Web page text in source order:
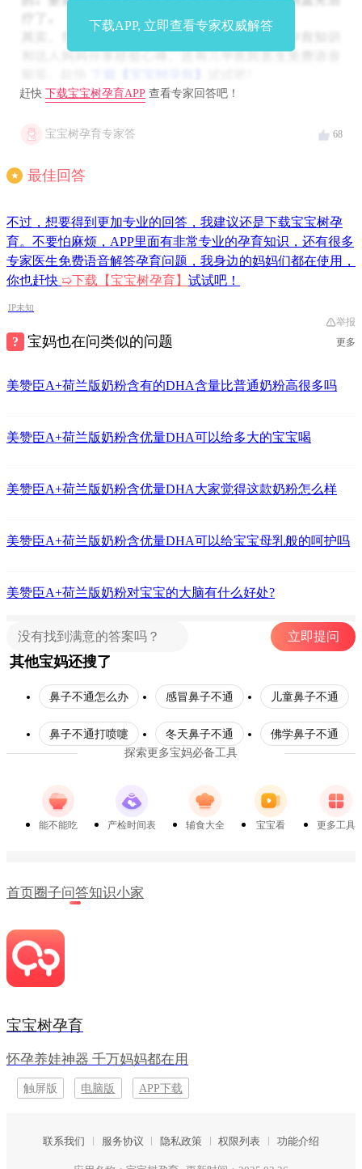
下载APP, 立即查看专家权威解答
赶快 下载宝宝树孕育APP 查看专家回答吧！
宝宝树孕育专家答 68
★ 最佳回答
不过，想要得到更加专业的回答，我建议还是下载宝宝树孕
育。不要怕麻烦，APP里面有非常专业的孕育知识，还有很多
专家医生免费语音解答孕育问题，我身边的妈妈们都在使用，
你也赶快 ➯下载【宝宝树孕育】 试试吧！
IP未知
举报
宝妈也在问类似的问题 更多
美赞臣A+荷兰版奶粉含有的DHA含量比普通奶粉高很多吗
美赞臣A+荷兰版奶粉含优量DHA可以给多大的宝宝喝
美赞臣A+荷兰版奶粉含优量DHA大家觉得这款奶粉怎么样
美赞臣A+荷兰版奶粉含优量DHA可以给宝宝母乳般的呵护吗
美赞臣A+荷兰版奶粉对宝宝的大脑有什么好处?
立即提问
其他宝妈还搜了
鼻子不通怎么办 感冒鼻子不通 儿童鼻子不通
鼻子不通打喷嚏 冬天鼻子不通
佛学鼻子不通
探索更多宝妈必备工具
能不能吃 产检时间表 辅食大全 宝宝看 更多工具
首页 圈子问答知识小家
宝宝树孕育
怀孕养娃神器 千万妈妈都在用
触屏版 电脑版 APP下载
联系我们 服务协议 隐私政策 权限列表 功能介绍